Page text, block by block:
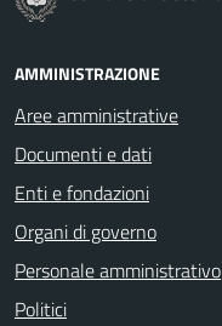
AMMINISTRAZIONE
Aree amministrative
Documenti e dati
Enti e fondazioni
Organi di governo
Personale amministrativo
Politici